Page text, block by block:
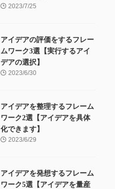
2023/7/25
アイデアの評価をするフレー
ムワーク3選【実行するアイ
デアの選択】
2023/6/30
アイデアを整理するフレーム
ワーク2選【アイデアを具体
化できます】
2023/6/29
アイデアを発想するフレーム
ワーク5選【アイデアを量産